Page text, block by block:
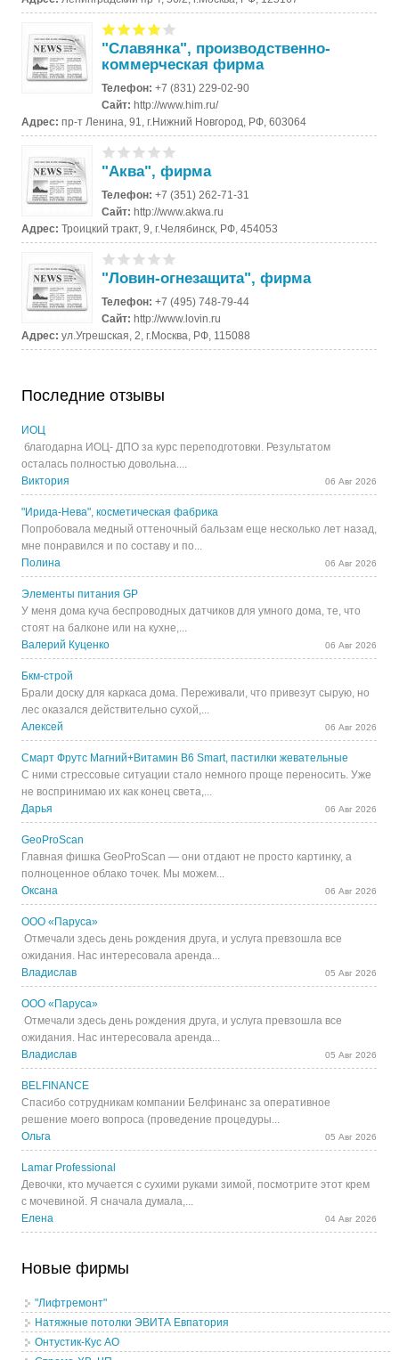
"Славянка", производственно-
коммерческая фирма
Телефон:+7 (831) 229-02-90
Сайт:http://www.him.ru/
Адрес:пр-т Ленина, 91, г.Нижний Новгород, РФ, 603064
"Аква", фирма
Телефон:+7 (351) 262-71-31
Сайт:http://www.akwa.ru
Адрес:Троицкий тракт, 9, г.Челябинск, РФ, 454053
"Ловин-огнезащита", фирма
Телефон:+7 (495) 748-79-44
Сайт:http://www.lovin.ru
Адрес:ул.Угрешская, 2, г.Москва, РФ, 115088
Последние отзывы
ИОЦ
благодарна ИОЦ- ДПО за курс переподготовки. Результатом
осталась полностью довольна....
Виктория
06 Авг 2026
"Ирида-Нева", косметическая фабрика
Попробовала медный оттеночный бальзам еще несколько лет назад,
мне понравился и по составу и по...
Полина
06 Авг 2026
Элементы питания GP
У меня дома куча беспроводных датчиков для умного дома, те, что
стоят на балконе или на кухне,...
Валерий Куценко
06 Авг 2026
Бкм-строй
Брали доску для каркаса дома. Переживали, что привезут сырую, но
лес оказался действительно сухой,...
Алексей
06 Авг 2026
Смарт Фрутс Магний+Витамин В6 Smart, пастилки жевательные
С ними стрессовые ситуации стало немного проще переносить. Уже
не воспринимаю их как конец света,...
Дарья
06 Авг 2026
GeoProScan
Главная фишка GeoProScan — они отдают не просто картинку, а
полноценное облако точек. Мы можем...
Оксана
06 Авг 2026
ООО «Паруса»
Отмечали здесь день рождения друга, и услуга превзошла все
ожидания. Нас интересовала аренда...
Владислав
05 Авг 2026
ООО «Паруса»
Отмечали здесь день рождения друга, и услуга превзошла все
ожидания. Нас интересовала аренда...
Владислав
05 Авг 2026
BELFINANCE
Спасибо сотрудникам компании Белфинанс за оперативное
решение моего вопроса (проведение процедуры...
Ольга
05 Авг 2026
Lamar Professional
Девочки, кто мучается с сухими руками зимой, посмотрите этот крем
с мочевиной. Я сначала думала,...
Елена
04 Авг 2026
Новые фирмы
"Лифтремонт"
Натяжные потолки ЭВИТА Евпатория
Онтустик-Кус АО